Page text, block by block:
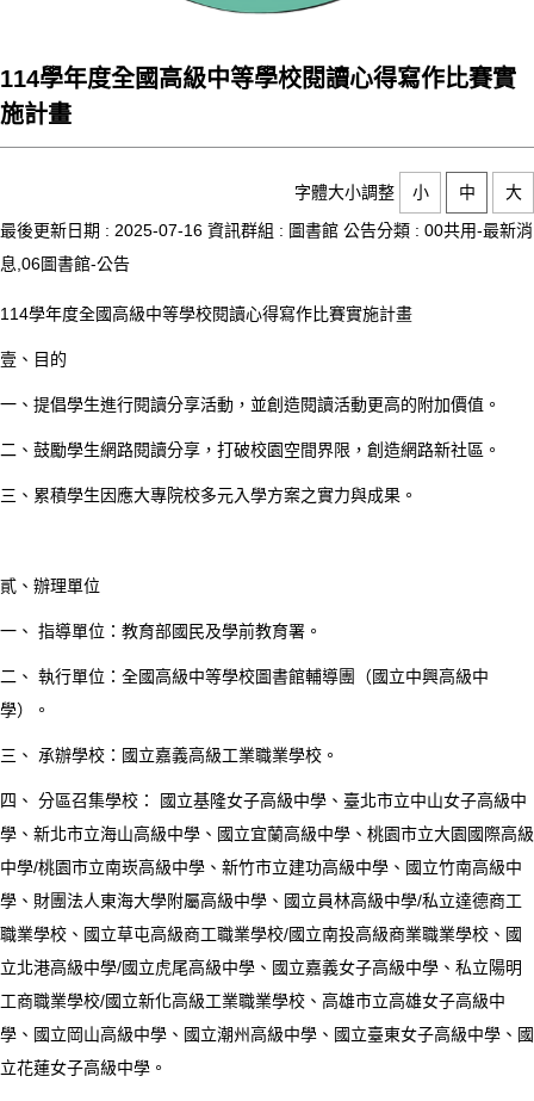
114學年度全國高級中等學校閱讀心得寫作比賽實
施計畫
字體大小調整 小 中
大
最後更新日期 : 2025-07-16 資訊群組 : 圖書館 公告分類 : 00共用-最新消
息,06圖書館-公告
114學年度全國高級中等學校閱讀心得寫作比賽實施計畫
壹、目的
一、提倡學生進行閱讀分享活動，並創造閱讀活動更高的附加價值。
二、鼓勵學生網路閱讀分享，打破校園空間界限，創造網路新社區。
三、累積學生因應大專院校多元入學方案之實力與成果。
貳、辦理單位
一、 指導單位：教育部國民及學前教育署。
二、 執行單位：全國高級中等學校圖書館輔導團（國立中興高級中
學）。
三、 承辦學校：國立嘉義高級工業職業學校。
四、 分區召集學校： 國立基隆女子高級中學、臺北市立中山女子高級中
學、新北市立海山高級中學、國立宜蘭高級中學、桃園市立大園國際高級
中學/桃園市立南崁高級中學、新竹市立建功高級中學、國立竹南高級中
學、財團法人東海大學附屬高級中學、國立員林高級中學/私立達德商工
職業學校、國立草屯高級商工職業學校/國立南投高級商業職業學校、國
立北港高級中學/國立虎尾高級中學、國立嘉義女子高級中學、私立陽明
工商職業學校/國立新化高級工業職業學校、高雄市立高雄女子高級中
學、國立岡山高級中學、國立潮州高級中學、國立臺東女子高級中學、國
立花蓮女子高級中學。